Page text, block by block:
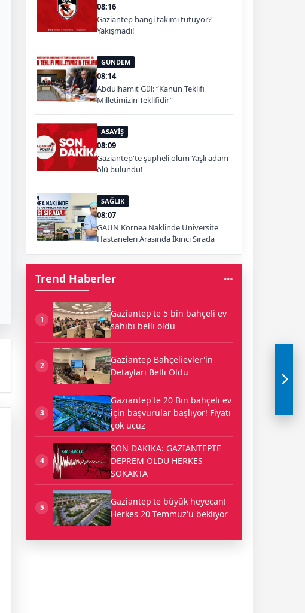
08:16
Gaziantep hangi takımı tutuyor?
Yakışmadı!
GÜNDEM
08:14
Abdulhamit Gül: “Kanun Teklifi
Milletimizin Teklifidir”
ASAYİŞ
08:09
Gaziantep'te şüpheli ölüm Yaşlı adam
ölü bulundu!
SAĞLIK
08:07
GAÜN Kornea Naklinde Üniversite
Hastaneleri Arasında İkinci Sırada
Trend Haberler
1
Gaziantep'te 5 bin bahçeli ev
sahibi belli oldu
2
Gaziantep Bahçelievler'in
Detayları Belli Oldu
3
Gaziantep'te 20 Bin bahçeli ev
için başvurular başlıyor! Fiyatı
çok ucuz
4
SON DAKİKA: GAZİANTEPTE
DEPREM OLDU HERKES
SOKAKTA
5
Gaziantep'te büyük heyecan!
Herkes 20 Temmuz'u bekliyor